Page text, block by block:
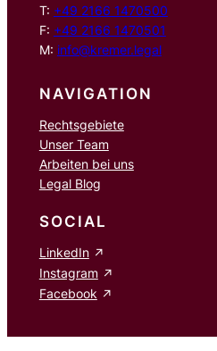
T: +49 2166 1470500
F: +49 2166 1470501
M: info@kremer.legal
NAVIGATION
Rechtsgebiete
Unser Team
Arbeiten bei uns
Legal Blog
SOCIAL
LinkedIn
Instagram
Facebook